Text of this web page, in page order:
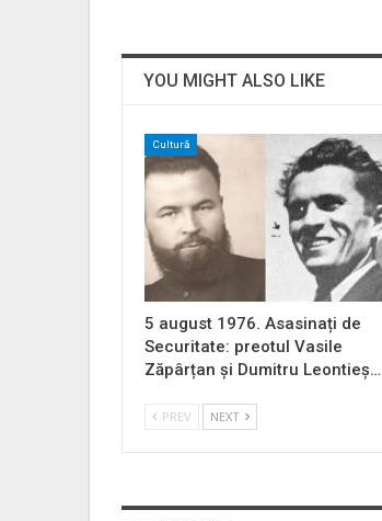
YOU MIGHT ALSO LIKE
Cultură
5 august 1976. Asasinați de
Securitate: preotul Vasile
Zăpârțan și Dumitru Leontieș…
PREV NEXT